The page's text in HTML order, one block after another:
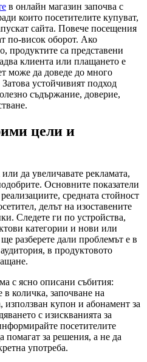
в онлайн магазин започва с
които посетителите купуват,
сайта. Повече посещения
по-висок оборот. Ако
продуктите са представени
клиента или плащането е
може да доведе до много
устойчивият подход
съдържание, доверие,
цели и
да увеличавате рекламата,
Основните показатели
средната стойност
делът на изоставените
Следете ги по устройства,
категории и нови или
разберете дали проблемът е в
в продуктовото
с ясно описани събития:
в количка, започване на
купон и абонамент за
с изискванията за
посетителите
помагат за решения, а не да
употреба.